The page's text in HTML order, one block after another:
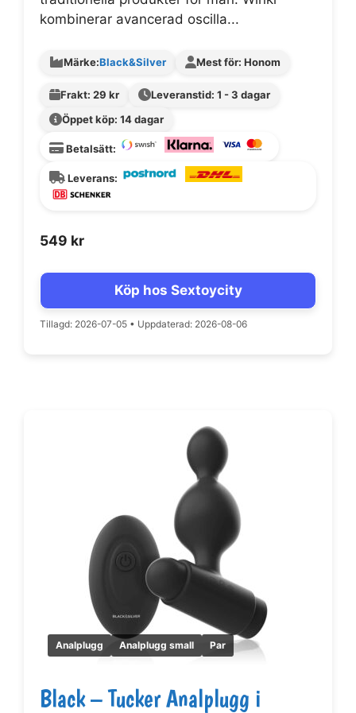
kombinerar avancerad oscilla...
Märke:Black&Silver Mest för: Honom
Frakt: 29 kr
Leveranstid: 1 - 3 dagar
Öppet köp: 14 dagar
Betalsätt:
Leverans:
549 kr
Köp hos Sextoycity
Tillagd: 2026-07-05 • Uppdaterad: 2026-08-06
Analplugg Analplugg small Par
Black – Tucker Analplugg i